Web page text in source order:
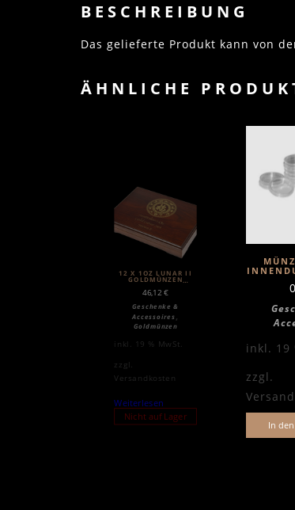
BESCHREIBUNG
Das gelieferte Produkt kann von
ÄHNLICHE
12 X 1OZ LUNAR II
GOLDMÜNZEN
46,12€
Geschenke &
Accessoires,
Goldmünzen
inkl. 19 % MwSt.
zzgl.
Versandkosten
Weiterlesen
Nicht auf Lager
inkl. 19
zzgl.
In